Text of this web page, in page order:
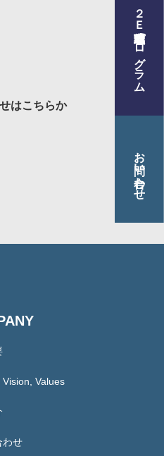
２Ｅ式管理職養成プログラム
お問い合わせ
はこちらか
Vision, Values
わせ